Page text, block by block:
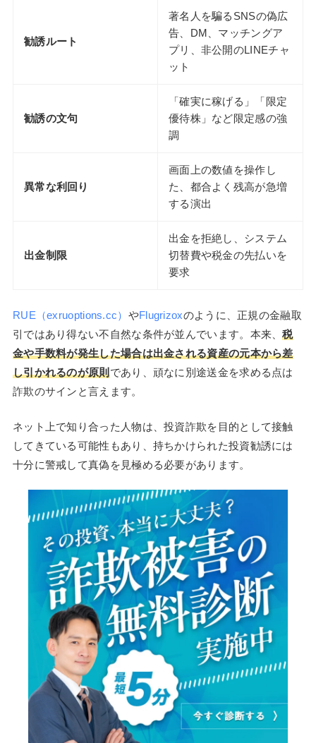
勧誘ルート
著名人を騙るSNSの偽広
告、DM、マッチングア
プリ、非公開のLINEチャ
ット
勧誘の文句
「確実に稼げる」「限定
優待株」など限定感の強
調
異常な利回り
画面上の数値を操作し
た、都合よく残高が急増
する演出
出金制限
出金を拒絶し、システム
切替費や税金の先払いを
要求
RUE（exruoptions.cc） やFlugrizoxのように、正規の金融取
引ではあり得ない不自然な条件が並んでいます。本来、税
金や手数料が発生した場合は出金される資産の元本から差
し引かれるのが原則であり、頑なに別途送金を求める点は
詐欺のサインと言えます。
ネット上で知り合った人物は、投資詐欺を目的として接触
してきている可能性もあり、持ちかけられた投資勧誘には
十分に警戒して真偽を見極める必要があります。